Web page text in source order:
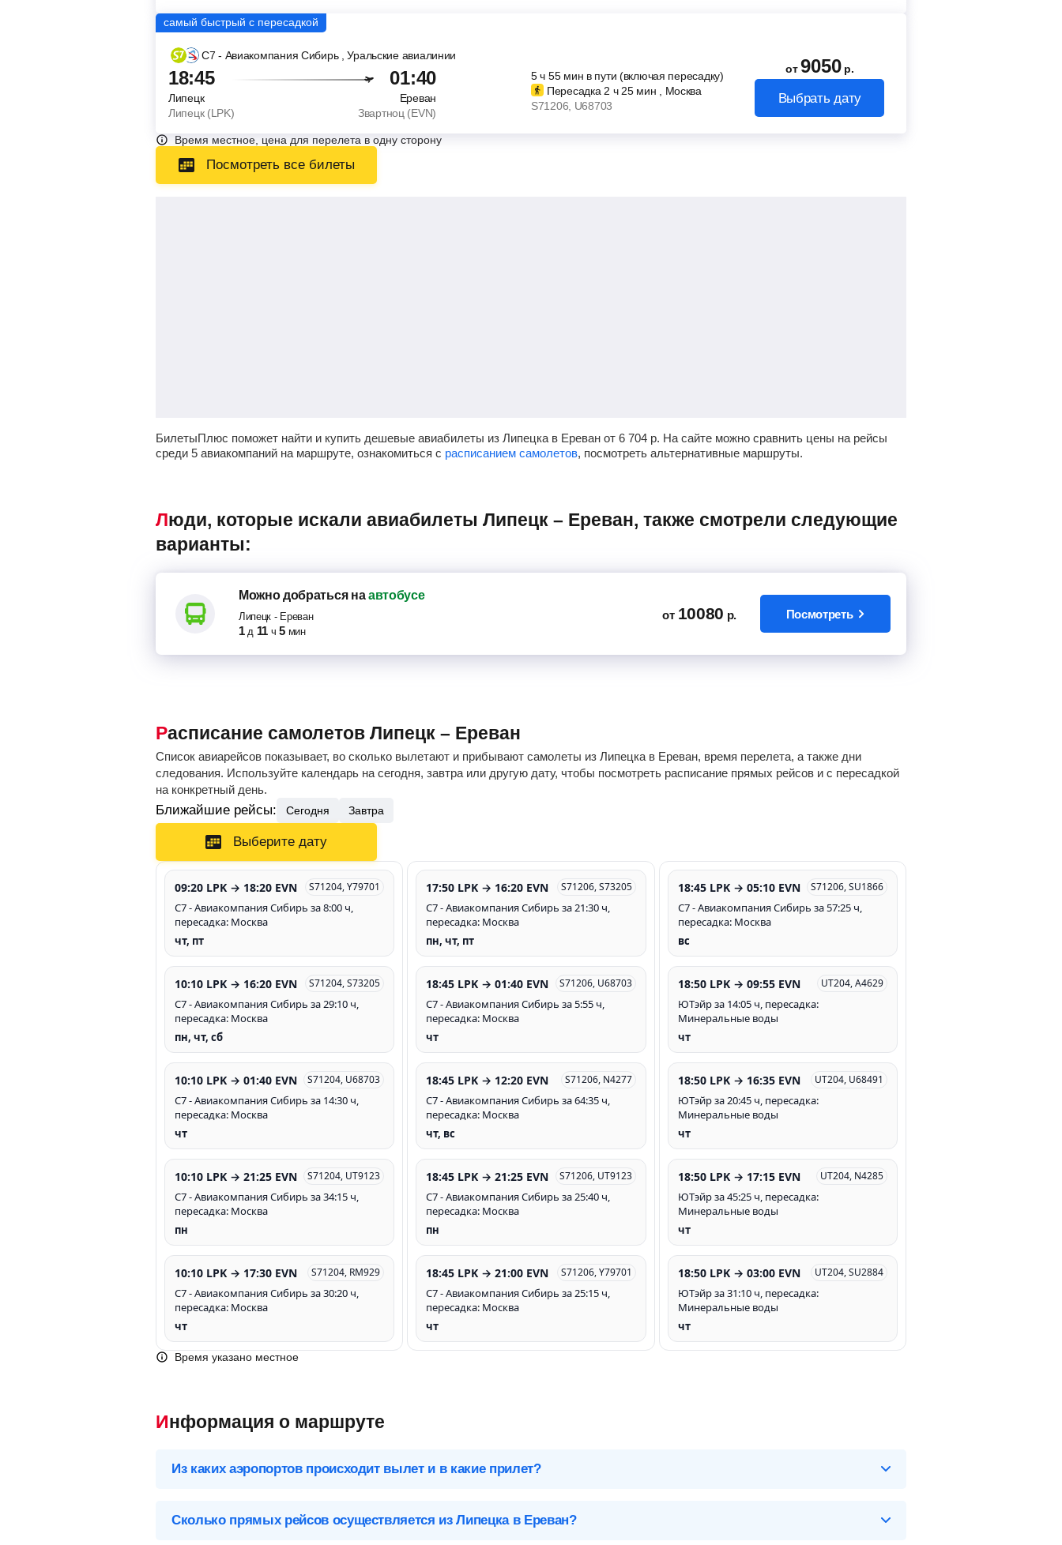
С7 - Авиакомпания Сибирь , Уральские авиалинии
18:45 01:40
Липецк
Ереван
Липецк (LPK)
Звартноц (EVN)
5ч 55 мин в пути (включая пересадку)
Пересадка 2 ч25 мин , Москва
S71206 , U68703
от9050 р.
Выбрать дату
Время местное, цена для перелета в одну сторону
Посмотреть все билеты
БилетыПлюс поможет найти и купить дешевые авиабилеты из Липецка в Ереван от 6 704 р. На сайте можно сравнить цены на рейсы
среди 5 авиакомпаний на маршруте, ознакомиться с расписанием самолетов, посмотреть альтернативные маршруты.
Люди, которые искали авиабилеты Липецк – Ереван, также смотрели следующие
варианты:
Можно добратьсяна автобусе
Липецк - Ереван
1 д 11 ч 5 мин
от 10080 р. Посмотреть
Расписание самолетов Липецк – Ереван
Список авиарейсов показывает, во сколько вылетают и прибывают самолеты из Липецка в Ереван, время перелета, а также дни
следования. Используйте календарь на сегодня, завтра или другую дату, чтобы посмотреть расписание прямых рейсов и с пересадкой
на конкретный день.
Ближайшие рейсы: Сегодня Завтра
Выберите дату
09:20 LPK → 18:20 EVN S71204, Y79701
С7 - Авиакомпания Сибирь за 8:00 ч,
пересадка: Москва
чт, пт
10:10 LPK → 16:20 EVN S71204, S73205
С7 - Авиакомпания Сибирь за 29:10 ч,
пересадка: Москва
пн, чт, сб
10:10 LPK → 01:40 EVN S71204, U68703
С7 - Авиакомпания Сибирь за 14:30 ч,
пересадка: Москва
чт
10:10 LPK → 21:25 EVN S71204, UT9123
С7 - Авиакомпания Сибирь за 34:15 ч,
пересадка: Москва
пн
10:10 LPK → 17:30 EVN S71204, RM929
С7 - Авиакомпания Сибирь за 30:20 ч,
пересадка: Москва
чт
17:50 LPK → 16:20 EVN S71206, S73205
С7 - Авиакомпания Сибирь за 21:30 ч,
пересадка: Москва
пн, чт, пт
18:45 LPK → 01:40 EVN S71206, U68703
С7 - Авиакомпания Сибирь за 5:55 ч,
пересадка: Москва
чт
18:45 LPK → 12:20 EVN S71206, N4277
С7 - Авиакомпания Сибирь за 64:35 ч,
пересадка: Москва
чт, вс
18:45 LPK → 21:25 EVN S71206, UT9123
С7 - Авиакомпания Сибирь за 25:40 ч,
пересадка: Москва
пн
18:45 LPK → 21:00 EVN S71206, Y79701
С7 - Авиакомпания Сибирь за 25:15 ч,
пересадка: Москва
чт
18:45 LPK → 05:10 EVN S71206, SU1866
С7 - Авиакомпания Сибирь за 57:25 ч,
пересадка: Москва
вс
18:50 LPK → 09:55 EVN UT204, A4629
ЮТэйр за 14:05 ч, пересадка:
Минеральные воды
чт
18:50 LPK → 16:35 EVN UT204, U68491
ЮТэйр за 20:45 ч, пересадка:
Минеральные воды
чт
18:50 LPK → 17:15 EVN UT204, N4285
ЮТэйр за 45:25 ч, пересадка:
Минеральные воды
чт
18:50 LPK → 03:00 EVN UT204, SU2884
ЮТэйр за 31:10 ч, пересадка:
Минеральные воды
чт
Время указано местное
Информация о маршруте
Из каких аэропортов происходит вылет и в какие прилет?
Липецк (LPK), Россия Ереван (EVN), Армения
Сколько прямых рейсов осуществляется из Липецка в Ереван?